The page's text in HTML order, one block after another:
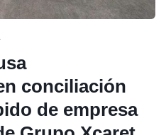
conciliación
de empresa